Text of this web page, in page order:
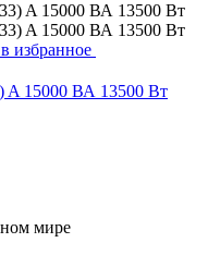
избранное
A 15000 ВА 13500 Вт
мире